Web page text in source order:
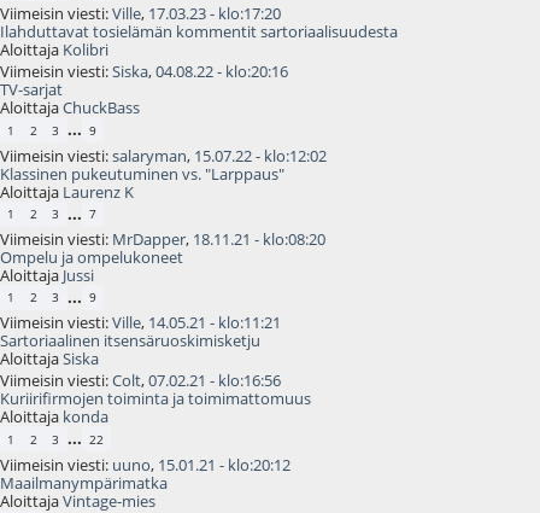
Viimeisin viesti:Ville, 17.03.23 - klo:17:20
Ilahduttavat tosielämän kommentit sartoriaalisuudesta
Aloittaja Kolibri
Viimeisin viesti:Siska,04.08.22 - klo:20:16
TV-sarjat
AloittajaChuckBass
1 2 3 ... 9
Viimeisin viesti:salaryman, 15.07.22 - klo:12:02
Klassinen pukeutuminen vs. "Larppaus"
Aloittaja Laurenz K
1 2 3 ... 7
Viimeisin viesti: MrDapper, 18.11.21 - klo:08:20
Ompelu ja ompelukoneet
Aloittaja Jussi
1 2 3 ... 9
Viimeisin viesti:Ville, 14.05.21 - klo:11:21
Sartoriaalinen itsensäruoskimisketju
AloittajaSiska
Viimeisin viesti:Colt,07.02.21 - klo:16:56
Kuriirifirmojen toiminta ja toimimattomuus
Aloittaja konda
1 2 3 ... 22
Viimeisin viesti: uuno, 15.01.21 - klo:20:12
Maailmanympärimatka
AloittajaVintage-mies